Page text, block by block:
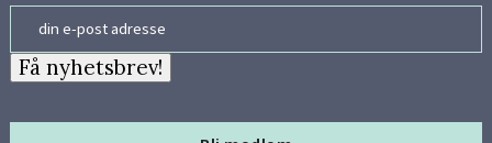
Side 13
Få nyhetsbrev!